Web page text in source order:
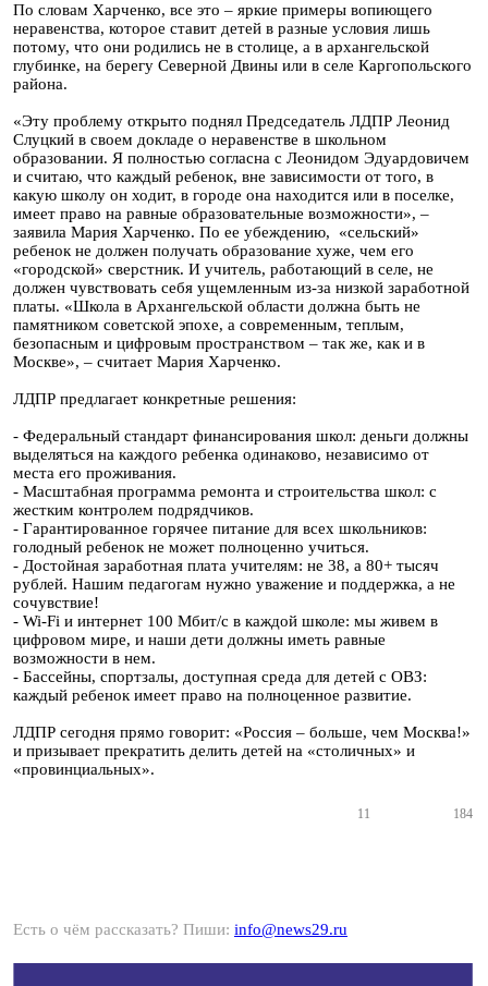
По словам Харченко, все это – яркие примеры вопиющего
неравенства, которое ставит детей в разные условия лишь
потому, что они родились не в столице, а в архангельской
глубинке, на берегу Северной Двины или в селе Каргопольского
района.
«Эту проблему открыто поднял Председатель ЛДПР Леонид
Слуцкий в своем докладе о неравенстве в школьном
образовании. Я полностью согласна с Леонидом Эдуардовичем
и считаю, что каждый ребенок, вне зависимости от того, в
какую школу он ходит, в городе она находится или в поселке,
имеет право на равные образовательные возможности», –
заявила Мария Харченко. По ее убеждению, «сельский»
ребенок не должен получать образование хуже, чем его
«городской» сверстник. И учитель, работающий в селе, не
должен чувствовать себя ущемленным из-за низкой заработной
платы. «Школа в Архангельской области должна быть не
памятником советской эпохе, а современным, теплым,
безопасным и цифровым пространством – так же, как и в
Москве», – считает Мария Харченко.
ЛДПР предлагает конкретные решения:
- Федеральный стандарт финансирования школ: деньги должны
выделяться на каждого ребенка одинаково, независимо от
места его проживания.
- Масштабная программа ремонта и строительства школ: с
жестким контролем подрядчиков.
- Гарантированное горячее питание для всех школьников:
голодный ребенок не может полноценно учиться.
- Достойная заработная плата учителям: не 38, а 80+ тысяч
рублей. Нашим педагогам нужно уважение и поддержка, а не
сочувствие!
- Wi-Fi и интернет 100 Мбит/с в каждой школе: мы живем в
цифровом мире, и наши дети должны иметь равные
возможности в нем.
- Бассейны, спортзалы, доступная среда для детей с ОВЗ:
каждый ребенок имеет право на полноценное развитие.
ЛДПР сегодня прямо говорит: «Россия – больше, чем Москва!»
и призывает прекратить делить детей на «столичных» и
«провинциальных».
11 184
Есть о чём рассказать? Пиши: info@news29.ru